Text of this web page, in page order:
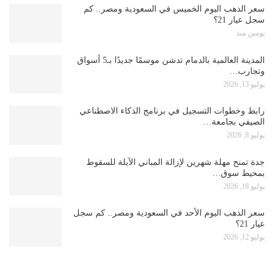
سعر الذهب اليوم الخميس في السعودية ومصر.. كم
سجل عيار 21؟
يومين منذ
المدينة العالمية بالدمام تدشن موسمًا جديدًا بـ5 أسواق
وتجارب…
يوليو 13, 2026
رابط وخطوات التسجيل في برنامج الذكاء الاصطناعي
الصيفي بجامعة…
يوليو 8, 2026
جدة تمنح مهلة شهرين لإزالة المباني الآيلة للسقوط
بمحيط سوق…
يوليو 18, 2026
سعر الذهب اليوم الأحد في السعودية ومصر.. كم سجل
عيار 21؟
يوليو 12, 2026